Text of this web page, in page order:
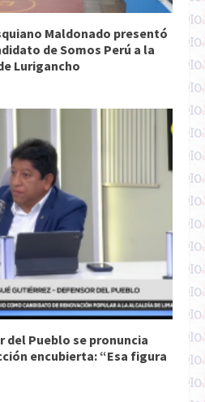
Maldonado presentó
de Somos Perú a la
Lurigancho
del Pueblo se pronuncia
encubierta: “Esa figura